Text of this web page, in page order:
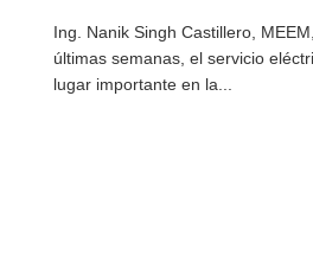
Ing. Nanik Singh Castillero,
últimas semanas, el servicio
lugar importante en la...